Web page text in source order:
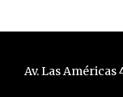
Av. Las Américas